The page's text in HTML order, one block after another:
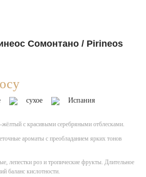
Сомонтано / Pirineos
сухое
Испания
с красивыми серебряными отблесками.
ароматы с преобладанием ярких тонов
лепестки роз и тропические фрукты. Длительное
баланс кислотности.